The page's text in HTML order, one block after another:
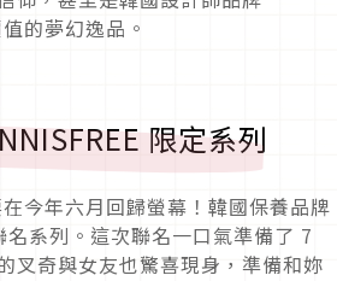
的夢幻逸品。
限定系列
今年六月回歸螢幕！韓國保養品牌
系列。這次聯名一口氣準備了 7
叉奇與女友也驚喜現身，準備和妳